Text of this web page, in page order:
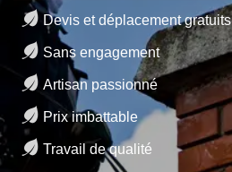
Devis et déplacement gratuits
Sans engagement
Artisan passionné
Prix imbattable
Travail de qualité